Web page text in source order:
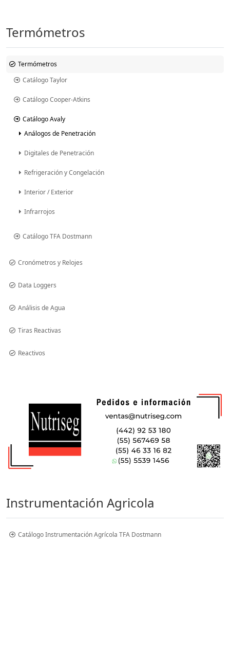
Termómetros
Termómetros
Catálogo Taylor
Catálogo Cooper-Atkins
Catálogo Avaly
Análogos de Penetración
Digitales de Penetración
Refrigeración y Congelación
Interior / Exterior
Infrarrojos
Catálogo TFA Dostmann
Cronómetros y Relojes
Data Loggers
Análisis de Agua
Tiras Reactivas
Reactivos
Instrumentación Agricola
Catálogo Instrumentación Agrícola TFA Dostmann